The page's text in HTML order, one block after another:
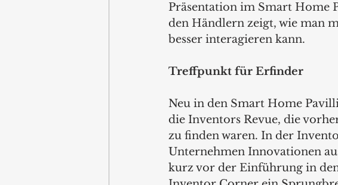
Präsentation im Smart Home
den Händlern zeigt, wie man
besser interagieren kann.
Treffpunkt für Erfinder
Neu in den Smart Home
die Inventors Revue, die
zu finden waren. In der
Unternehmen Innovationen
kurz vor der Einführung in